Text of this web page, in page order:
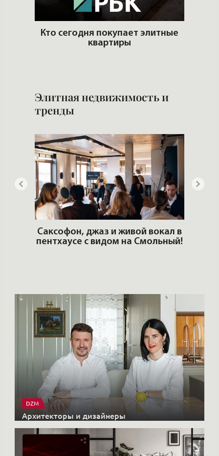
Кто сегодня покупает элитные
квартиры
Элитная недвижимость и
тренды
Саксофон, джаз и живой вокал в
пентхаусе с видом на Смольный!
DZM
Архитекторы и дизайнеры